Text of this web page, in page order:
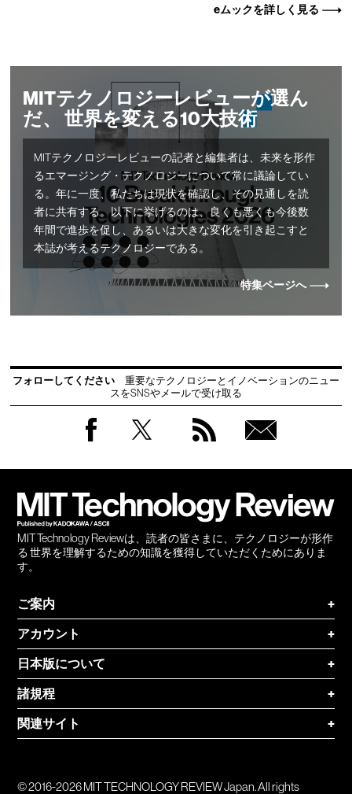
eムックを詳しく見る
MITテクノロジーレビューが選ん
だ、 世界を変える10大技術
MITテクノロジーレビューの記者と編集者は、未来を形作
るエマージング・テクノロジーについて常に議論してい
る。年に一度、私たちは現状を確認し、その見通しを読
者に共有する。以下に挙げるのは、良くも悪くも今後数
年間で進歩を促し、あるいは大きな変化を引き起こすと
本誌が考えるテクノロジーである。
特集ページへ
フォローしてください
重要なテクノロジーとイノベーションのニュー
スをSNSやメールで受け取る
MIT Technology Reviewは、読者の皆さまに、テクノロジーが形作
る 世界を理解するための知識を獲得していただくためにありま
す。
ご案内
+
アカウント
+
日本版について
+
諸規程
+
関連サイト
+
© 2016-2026 MIT TECHNOLOGY REVIEW Japan. All rights